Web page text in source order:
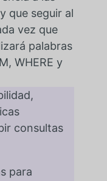
que seguir al
vez que
palabras
WHERE y
consultas
para